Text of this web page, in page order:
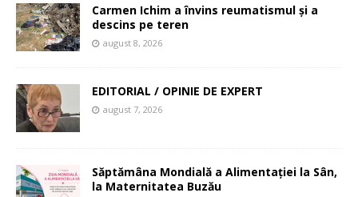
Carmen Ichim a învins reumatismul și a
descins pe teren
august 8, 2026
EDITORIAL / OPINIE DE EXPERT
august 7, 2026
Săptămâna Mondială a Alimentației la Sân,
la Maternitatea Buzău